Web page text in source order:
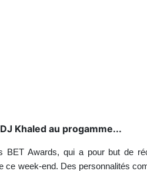
Khaled au progamme...
BET Awards, qui a pour but de
ce week-end. Des personnalités